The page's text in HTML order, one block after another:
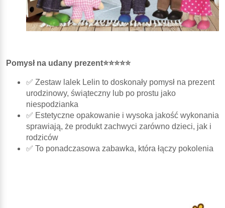
Pomysł na udany prezent⭐⭐⭐⭐⭐
✅ Zestaw lalek Lelin to doskonały pomysł na prezent
urodzinowy, świąteczny lub po prostu jako
niespodzianka
✅ Estetyczne opakowanie i wysoka jakość wykonania
sprawiają, że produkt zachwyci zarówno dzieci, jak i
rodziców
✅ To ponadczasowa zabawka, która łączy pokolenia